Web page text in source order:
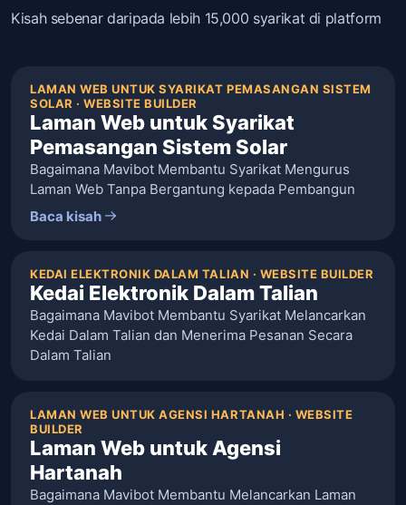
Kisah sebenar daripada lebih 15,000 syarikat di platform
LAMAN WEB UNTUK SYARIKAT PEMASANGAN SISTEM
SOLAR · WEBSITE BUILDER
Laman Web untuk Syarikat
Pemasangan Sistem Solar
Bagaimana Mavibot Membantu Syarikat Mengurus
Laman Web Tanpa Bergantung kepada Pembangun
Baca kisah
KEDAI ELEKTRONIK DALAM TALIAN · WEBSITE BUILDER
Kedai Elektronik Dalam Talian
Bagaimana Mavibot Membantu Syarikat Melancarkan
Kedai Dalam Talian dan Menerima Pesanan Secara
Dalam Talian
LAMAN WEB UNTUK AGENSI HARTANAH · WEBSITE
BUILDER
Laman Web untuk Agensi
Hartanah
Bagaimana Mavibot Membantu Melancarkan Laman